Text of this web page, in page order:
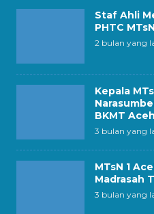
Staf Ahli
PHTC
2 bulan yang
Kepala
BKMT
3 bulan yang
MTsN 1
Madrasah
3 bulan yang